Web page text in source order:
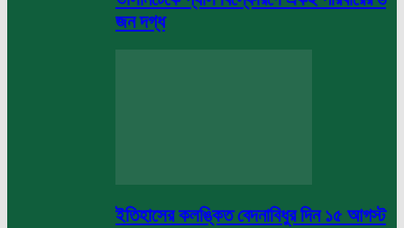
জন দগ্ধ
ইতিহাসের কলঙ্কিত বেদনাবিধুর দিন ১৫ আগস্ট